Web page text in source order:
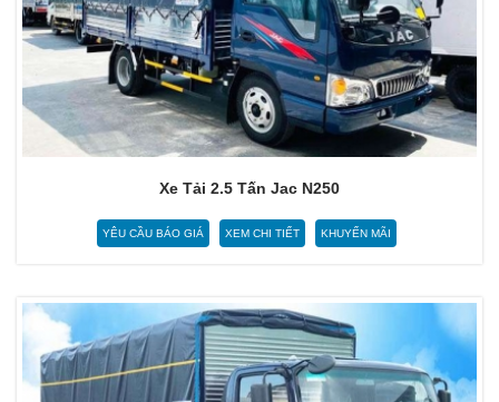
Xe Tải 2.5 Tấn Jac N250
YÊU CẦU BÁO GIÁ XEM CHI TIẾT KHUYẾN MÃI